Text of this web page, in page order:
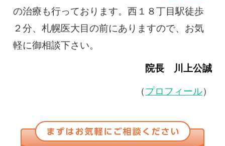
の治療も行っております。西１８丁目駅徒歩
２分、札幌医大目の前にありますので、お気
軽に御相談下さい。
院長 川上公誠
（プロフィール）